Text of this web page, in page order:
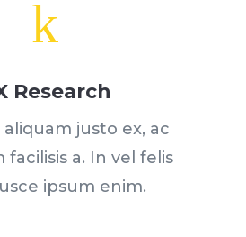
k
Research
justo ex, ac
facilisis a. In vel felis
ipsum enim.